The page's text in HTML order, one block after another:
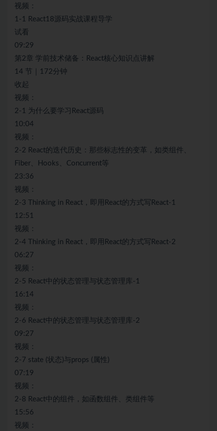
视频：
1-1 React18源码实战课程导学
试看
09:29
第2章 学前技术储备：React核心知识点讲解
14 节｜172分钟
收起
视频：
2-1 为什么要学习React源码
10:04
视频：
2-2 React的迭代历史：那些标志性的变革，如类组件、
Fiber、Hooks、Concurrent等
23:36
视频：
2-3 Thinking in React，即用React的方式写React-1
12:51
视频：
2-4 Thinking in React，即用React的方式写React-2
06:27
视频：
2-5 React中的状态管理与状态管理库-1
16:14
视频：
2-6 React中的状态管理与状态管理库-2
09:27
视频：
2-7 state (状态)与props (属性)
07:19
视频：
2-8 React中的组件，如函数组件、类组件等
15:56
视频：